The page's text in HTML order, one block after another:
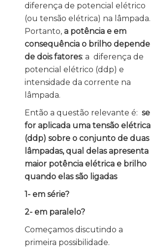
diferença de potencial elétrico
(ou tensão elétrica) na lâmpada.
Portanto, a potência e em
consequência o brilho depende
de dois fatores: a diferença de
potencial elétrico (ddp) e
intensidade da corrente na
lâmpada.
Então a questão relevante é: se
for aplicada uma tensão elétrica
(ddp) sobre o conjunto de duas
lâmpadas, qual delas apresenta
maior potência elétrica e brilho
quando elas são ligadas
1- em série?
2- em paralelo?
Começamos discutindo a
primeira possibilidade.